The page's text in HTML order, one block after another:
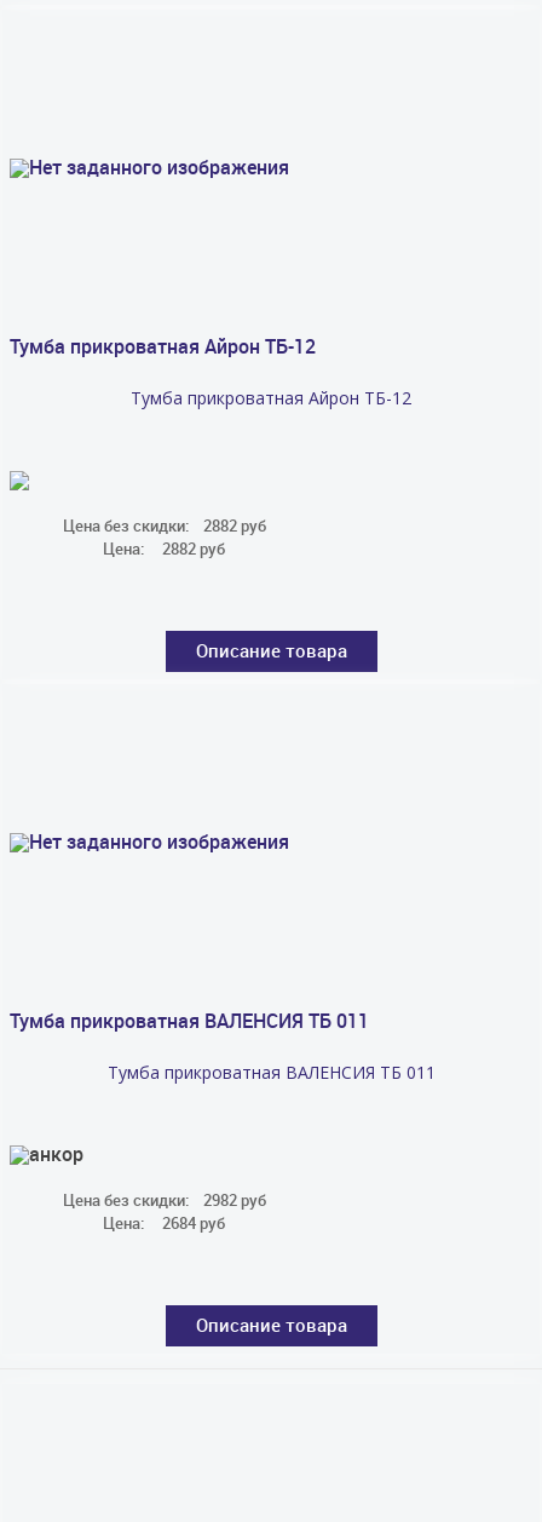
Тумба прикроватная Айрон ТБ-12
Тумба прикроватная Айрон ТБ-12
Цена без скидки:
2882 руб
Цена:
2882 руб
Описание товара
Тумба прикроватная ВАЛЕНСИЯ ТБ 011
Тумба прикроватная ВАЛЕНСИЯ ТБ 011
Цена без скидки:
2982 руб
Цена:
2684 руб
Описание товара